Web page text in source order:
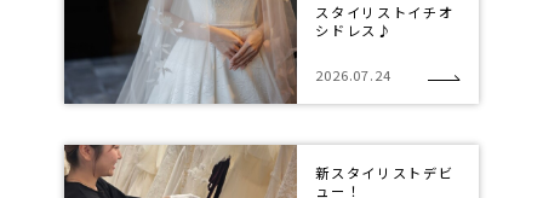
スタイリストイチオ
シドレス♪
2026.07.24
新スタイリストデビ
ュー！